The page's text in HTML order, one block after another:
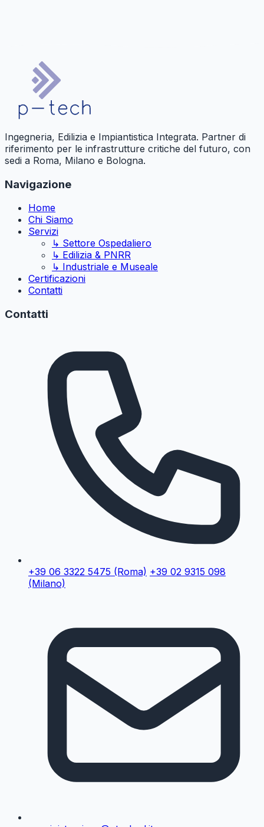
Ingegneria, Edilizia e Impiantistica Integrata. Partner di
riferimento per le infrastrutture critiche del futuro, con
sedi a Roma, Milano e Bologna.
Navigazione
Home
Chi Siamo
Servizi
↳ Settore Ospedaliero
↳ Edilizia & PNRR
↳ Industriale e Museale
Certificazioni
Contatti
Contatti
+39 06 3322 5475 (Roma) +39 02 9315 098
(Milano)